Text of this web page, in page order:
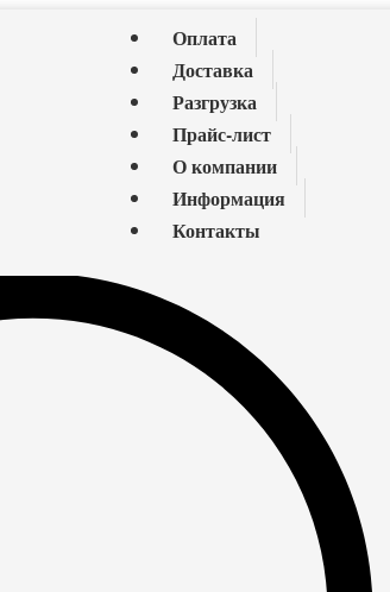
Оплата
Доставка
Разгрузка
Прайс-лист
О компании
Информация
Контакты